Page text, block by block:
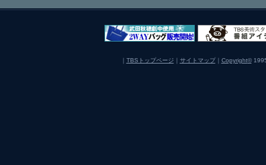
TBSトップページ サイトマップ｜ Copyright©